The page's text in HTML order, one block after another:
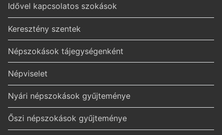
Idővel kapcsolatos szokások
Keresztény szentek
Népszokások tájegységenként
Népviselet
Nyári népszokások gyűjteménye
Őszi népszokások gyűjteménye